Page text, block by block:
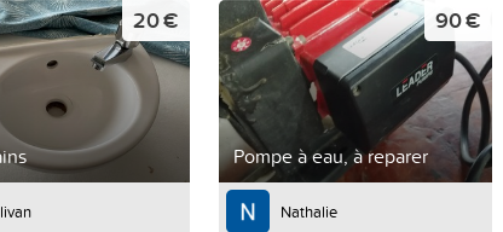
20 €
Pompe à eau, à reparer
90 €
Nathalie